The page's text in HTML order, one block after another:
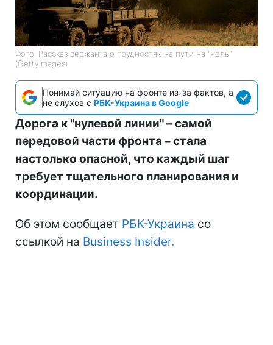
Фото: Рассказ сержанта о трудностях на пути на "ноль"
(GettyImages)
Понимай ситуацию на фронте из-за фактов, а
не слухов с РБК-Украина в Google
Дорога к "нулевой линии" – самой
передовой части фронта – стала
настолько опасной, что каждый шаг
требует тщательного планирования и
координации.
Об этом сообщает РБК-Украина со
ссылкой на Business Insider.